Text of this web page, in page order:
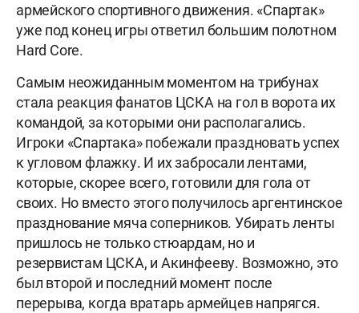
армейского спортивного движения. «Спартак»
уже под конец игры ответил большим полотном
Hard Core.
Самым неожиданным моментом на трибунах
стала реакция фанатов ЦСКА на гол в ворота их
командой, за которыми они располагались.
Игроки «Спартака» побежали праздновать успех
к угловом флажку. И их забросали лентами,
которые, скорее всего, готовили для гола от
своих. Но вместо этого получилось аргентинское
празднование мяча соперников. Убирать ленты
пришлось не только стюардам, но и
резервистам ЦСКА, и Акинфееву. Возможно, это
был второй и последний момент после
перерыва, когда вратарь армейцев напрягся.